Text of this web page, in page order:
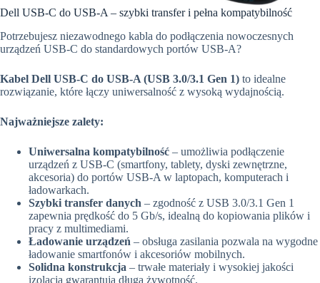
Dell USB-C do USB-A – szybki transfer i pełna kompatybilność
Potrzebujesz niezawodnego kabla do podłączenia nowoczesnych
urządzeń USB-C do standardowych portów USB-A?
Kabel Dell USB-C do USB-A (USB 3.0/3.1 Gen 1) to idealne
rozwiązanie, które łączy uniwersalność z wysoką wydajnością.
Najważniejsze zalety:
Uniwersalna kompatybilność – umożliwia podłączenie
urządzeń z USB-C (smartfony, tablety, dyski zewnętrzne,
akcesoria) do portów USB-A w laptopach, komputerach i
ładowarkach.
Szybki transfer danych – zgodność z USB 3.0/3.1 Gen 1
zapewnia prędkość do 5 Gb/s, idealną do kopiowania plików i
pracy z multimediami.
Ładowanie urządzeń – obsługa zasilania pozwala na wygodne
ładowanie smartfonów i akcesoriów mobilnych.
Solidna konstrukcja – trwałe materiały i wysokiej jakości
izolacja gwarantują długą żywotność.